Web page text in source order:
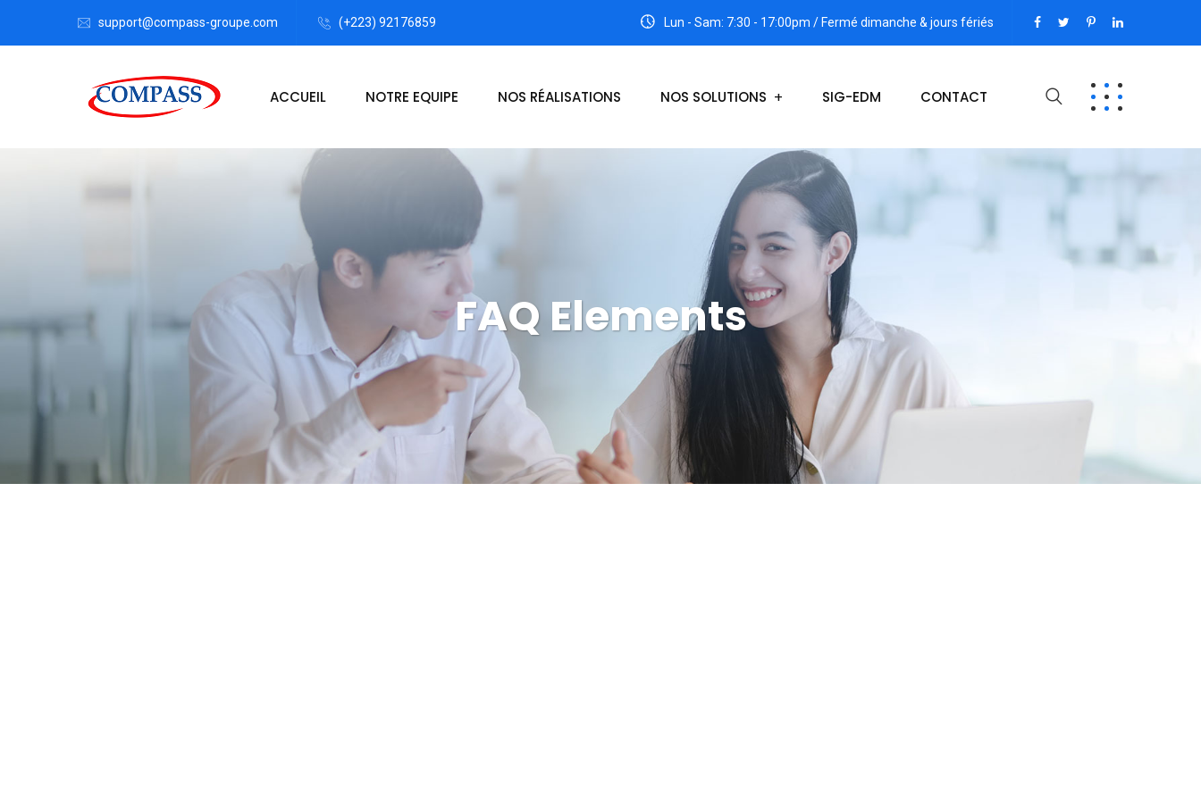
support@compass-groupe.com (+223) 92176859 Lun - Sam: 7:30 - 17:00pm / Fermé dimanche & jours fériés
ACCUEIL NOTRE EQUIPE NOS RÉALISATIONS NOS SOLUTIONS SIG-EDM CONTACT
FAQ Elements